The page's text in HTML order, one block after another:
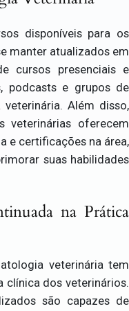
disponíveis para os
manter atualizados em
cursos presenciais e
podcasts e grupos de
Além disso,
veterinárias oferecem
e certificações na área,
suas habilidades
na Prática
veterinária tem
dos veterinários.
são capazes de